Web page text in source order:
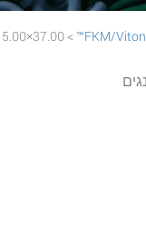
FKM/Viton™
> 37.00×5.00 FKM/Viton™ 75 BROWN O-Ring